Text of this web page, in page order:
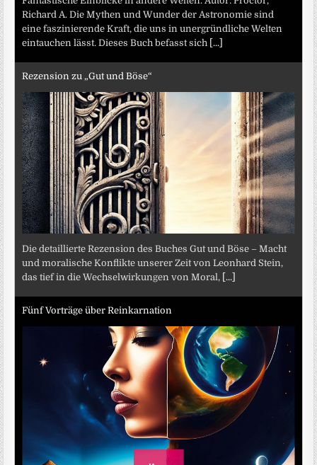
Richard A. Die Mythen und Wunder der Astronomie sind
eine faszinierende Kraft, die uns in unergründliche Welten
eintauchen lässt. Dieses Buch befasst sich [...]
Rezension zu „Gut und Böse“
Die detaillierte Rezension des Buches Gut und Böse – Macht
und moralische Konflikte unserer Zeit von Leonhard Stein,
das tief in die Wechselwirkungen von Moral, [...]
Fünf Vorträge über Reinkarnation